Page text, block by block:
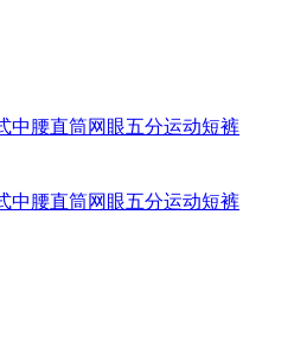
中腰直筒网眼五分运动短裤
中腰直筒网眼五分运动短裤